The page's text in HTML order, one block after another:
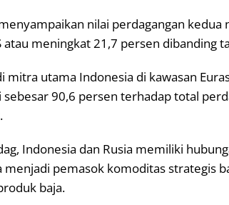
nilai perdagangan kedua
atau meningkat 21,7 persen dibanding
mitra utama Indonesia di kawasan
90,6 persen terhadap total
Indonesia dan Rusia memiliki
menjadi pemasok komoditas strategis
baja.